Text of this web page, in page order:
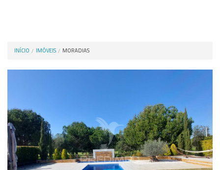
INÍCIO IMÓVEIS MORADIAS